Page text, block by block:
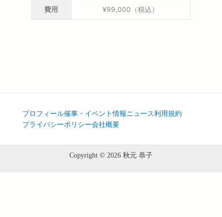
費用 ¥99,000（税込）
プロフィール催事・イベント情報ニュース利用規約
プライバシーポリシー会社概要
Copyright © 2026 秋元 恭子